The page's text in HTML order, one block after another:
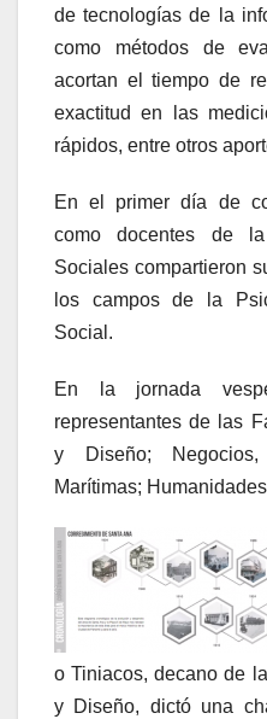
de tecnologías de la
como métodos de
acortan el tiempo de
exactitud en las
rápidos, entre otros
En el primer día de
como docentes de
Sociales compartieron
los campos de la
Social.
En la jornada
representantes de las
y Diseño;
Marítimas;
o Tiniacos, decano de
y Diseño, dictó una